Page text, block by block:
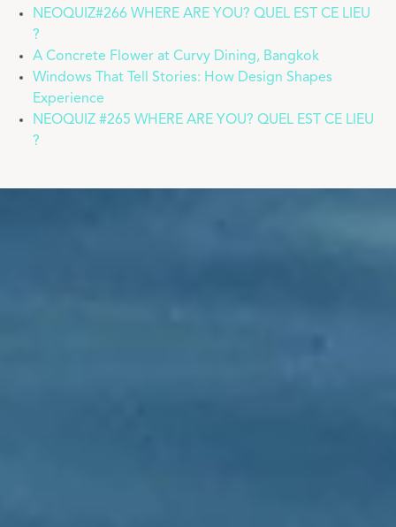
NEOQUIZ#266 WHERE ARE YOU? QUEL EST CE LIEU
?
A Concrete Flower at Curvy Dining, Bangkok
Windows That Tell Stories: How Design Shapes
Experience
NEOQUIZ #265 WHERE ARE YOU? QUEL EST CE LIEU
?